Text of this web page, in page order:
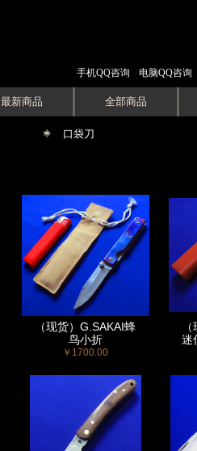
手机QQ咨询 电脑QQ咨询
最新商品 全部商品
口袋刀
（现货）G.SAKAI蜂
鸟小折
￥1700.00
迷